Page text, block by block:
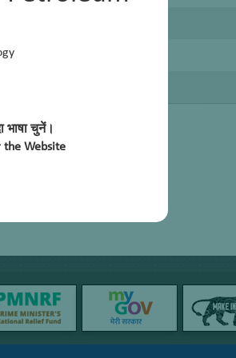
भाषा चुनें।
the Website